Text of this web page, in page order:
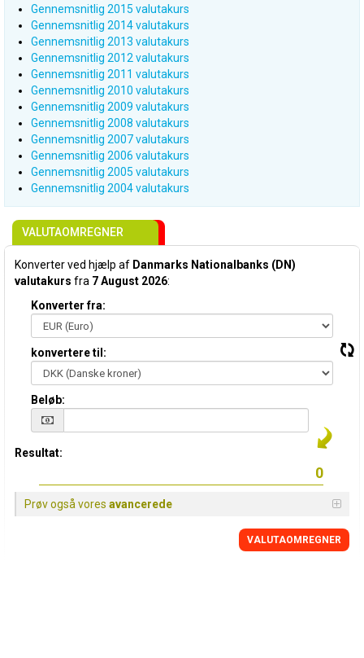
Gennemsnitlig 2015 valutakurs
Gennemsnitlig 2014 valutakurs
Gennemsnitlig 2013 valutakurs
Gennemsnitlig 2012 valutakurs
Gennemsnitlig 2011 valutakurs
Gennemsnitlig 2010 valutakurs
Gennemsnitlig 2009 valutakurs
Gennemsnitlig 2008 valutakurs
Gennemsnitlig 2007 valutakurs
Gennemsnitlig 2006 valutakurs
Gennemsnitlig 2005 valutakurs
Gennemsnitlig 2004 valutakurs
VALUTAOMREGNER
Konverter ved hjælp af Danmarks Nationalbanks (DN)
valutakurs fra 7 August 2026:
Konverter fra:
konvertere til:
Beløb:
Resultat:
Prøv også vores avancerede
VALUTAOMREGNER